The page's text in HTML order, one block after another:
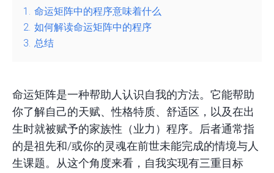
1. 命运矩阵中的程序意味着什么
2. 如何解读命运矩阵中的程序
3. 总结
命运矩阵是一种帮助人认识自我的方法。它能帮助
你了解自己的天赋、性格特质、舒适区，以及在出
生时就被赋予的家族性（业力）程序。后者通常指
的是祖先和/或你的灵魂在前世未能完成的情境与人
生课题。从这个角度来看，自我实现有三重目标